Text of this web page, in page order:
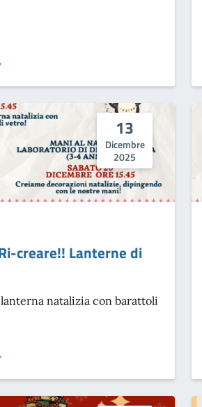
13
Dicembre
2025
creare!! Lanterne di
natalizia con barattoli
LANTERNE DI VETRO}